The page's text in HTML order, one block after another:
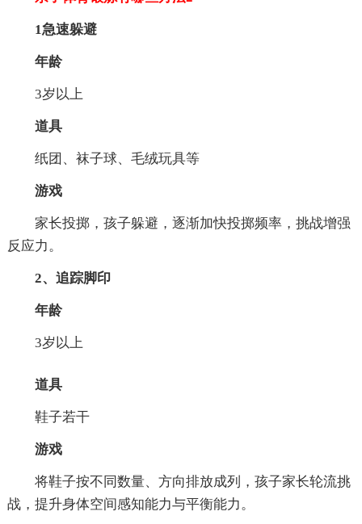
1急速躲避
年龄
3岁以上
道具
纸团、袜子球、毛绒玩具等
游戏
家长投掷，孩子躲避，逐渐加快投掷频率，挑战增强
反应力。
2、追踪脚印
年龄
3岁以上
道具
鞋子若干
游戏
将鞋子按不同数量、方向排放成列，孩子家长轮流挑
战，提升身体空间感知能力与平衡能力。